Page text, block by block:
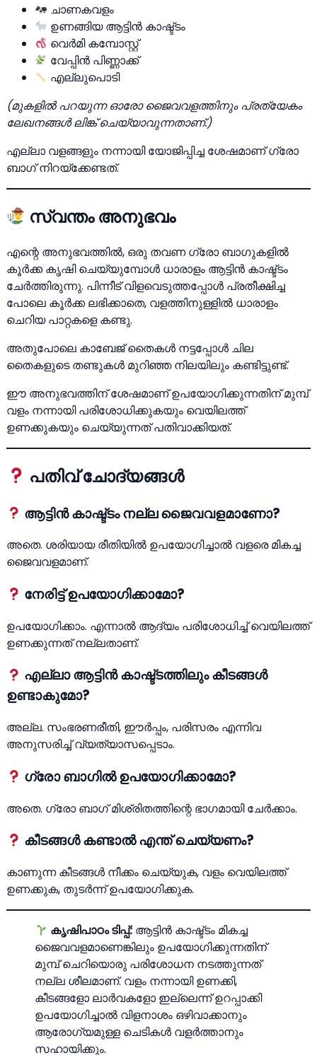
ചാണകവളം
ഉണങ്ങിയ ആട്ടിൻ കാഷ്ട്ടം
വെർമി കമ്പോസ്റ്റ്
വേപ്പിൻ പിണ്ണാക്ക്
എല്ലുപൊടി
(മുകളിൽ പറയുന്ന ഓരോ ജൈവവളത്തിനും പ്രത്യേകം
ലേഖനങ്ങൾ ലിങ്ക് ചെയ്യാവുന്നതാണ്.)
എല്ലാ വളങ്ങളും നന്നായി യോജിപ്പിച്ച ശേഷമാണ് ഗ്രോ
ബാഗ് നിറയ്ക്കേണ്ടത്.
സ്വന്തം അനുഭവം
എന്റെ അനുഭവത്തിൽ, ഒരു തവണ ഗ്രോ ബാഗുകളിൽ
കൂർക്ക കൃഷി ചെയ്യുമ്പോൾ ധാരാളം ആട്ടിൻ കാഷ്ട്ടം
ചേർത്തിരുന്നു. പിന്നീട് വിളവെടുത്തപ്പോൾ പ്രതീക്ഷിച്ച
പോലെ കൂർക്ക ലഭിക്കാതെ, വളത്തിനുള്ളിൽ ധാരാളം
ചെറിയ പാറ്റകളെ കണ്ടു.
അതുപോലെ കാബേജ് തൈകൾ നട്ടപ്പോൾ ചില
തൈകളുടെ തണ്ടുകൾ മുറിഞ്ഞ നിലയിലും കണ്ടിട്ടുണ്ട്.
ഈ അനുഭവത്തിന് ശേഷമാണ് ഉപയോഗിക്കുന്നതിന് മുമ്പ്
വളം നന്നായി പരിശോധിക്കുകയും വെയിലത്ത്
ഉണക്കുകയും ചെയ്യുന്നത് പതിവാക്കിയത്.
പതിവ് ചോദ്യങ്ങൾ
ആട്ടിൻ കാഷ്ട്ടം നല്ല ജൈവവളമാണോ?
അതെ. ശരിയായ രീതിയിൽ ഉപയോഗിച്ചാൽ വളരെ മികച്ച
ജൈവവളമാണ്.
നേരിട്ട് ഉപയോഗിക്കാമോ?
ഉപയോഗിക്കാം. എന്നാൽ ആദ്യം പരിശോധിച്ച് വെയിലത്ത്
ഉണക്കുന്നത് നല്ലതാണ്.
എല്ലാ ആട്ടിൻ കാഷ്ട്ടത്തിലും കീടങ്ങൾ
ഉണ്ടാകുമോ?
അല്ല. സംഭരണരീതി, ഈർപ്പം, പരിസരം എന്നിവ
അനുസരിച്ച് വ്യത്യാസപ്പെടാം.
ഗ്രോ ബാഗിൽ ഉപയോഗിക്കാമോ?
അതെ. ഗ്രോ ബാഗ് മിശ്രിതത്തിന്റെ ഭാഗമായി ചേർക്കാം.
കീടങ്ങൾ കണ്ടാൽ എന്ത് ചെയ്യണം?
കാണുന്ന കീടങ്ങൾ നീക്കം ചെയ്യുക, വളം വെയിലത്ത്
ഉണക്കുക, തുടർന്ന് ഉപയോഗിക്കുക.
കൃഷിപാഠം ടിപ്പ്: ആട്ടിൻ കാഷ്ട്ടം മികച്ച
ജൈവവളമാണെങ്കിലും ഉപയോഗിക്കുന്നതിന്
മുമ്പ് ചെറിയൊരു പരിശോധന നടത്തുന്നത്
നല്ല ശീലമാണ്. വളം നന്നായി ഉണക്കി,
കീടങ്ങളോ ലാർവകളോ ഇല്ലെന്ന് ഉറപ്പാക്കി
ഉപയോഗിച്ചാൽ വിളനാശം ഒഴിവാക്കാനും
ആരോഗ്യമുള്ള ചെടികൾ വളർത്താനും
സഹായിക്കും.